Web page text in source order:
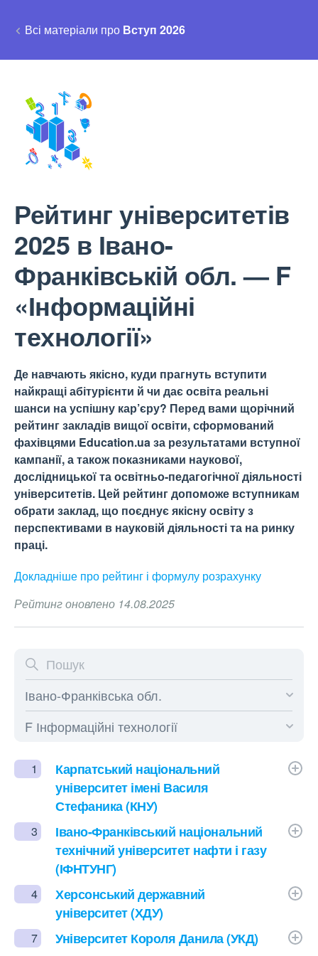
Всі матеріали про Вступ 2026
Рейтинг університетів
2025 в Івано-
Франківській обл. — F
«Інформаційні
технології»
Де навчають якісно, куди прагнуть вступити
найкращі абітурієнти й чи дає освіта реальні
шанси на успішну кар’єру? Перед вами щорічний
рейтинг закладів вищої освіти, сформований
фахівцями Education.ua за результатами вступної
кампанії, а також показниками наукової,
дослідницької та освітньо-педагогічної діяльності
університетів. Цей рейтинг допоможе вступникам
обрати заклад, що поєднує якісну освіту з
перспективами в науковій діяльності та на ринку
праці.
Докладніше про рейтинг і формулу розрахунку
Рейтинг оновлено 14.08.2025
1
Карпатський національний
університет імені Василя
Стефаника (КНУ)
3
Івано-Франківський національний
технічний університет нафти і газу
(ІФНТУНГ)
4
Херсонський державний
університет (ХДУ)
7 Університет Короля Данила (УКД)